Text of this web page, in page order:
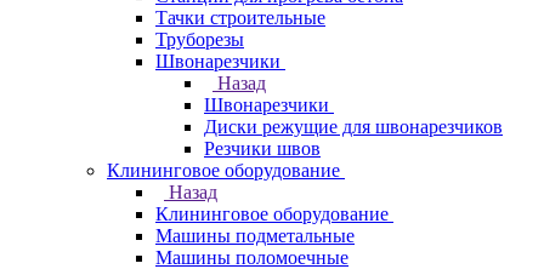
Тачки строительные
Труборезы
Швонарезчики
Назад
Швонарезчики
Диски режущие для швонарезчиков
Резчики швов
Клининговое оборудование
Назад
Клининговое оборудование
Машины подметальные
Машины поломоечные